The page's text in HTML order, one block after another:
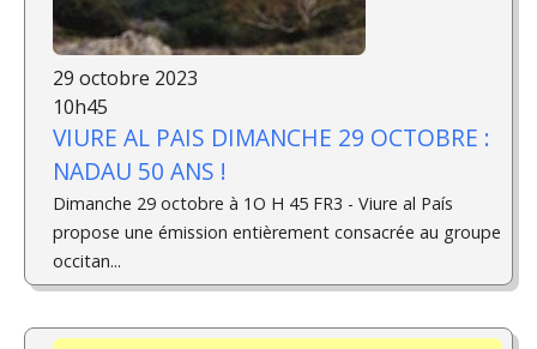
29 octobre 2023
10h45
VIURE AL PAIS DIMANCHE 29 OCTOBRE :
NADAU 50 ANS !
Dimanche 29 octobre à 1O H 45 FR3 - Viure al País
propose une émission entièrement consacrée au groupe
occitan...